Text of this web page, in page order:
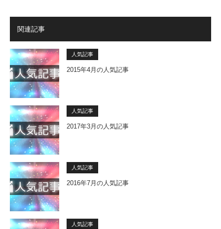
関連記事
人気記事
2015年4月の人気記事
人気記事
2017年3月の人気記事
人気記事
2016年7月の人気記事
人気記事